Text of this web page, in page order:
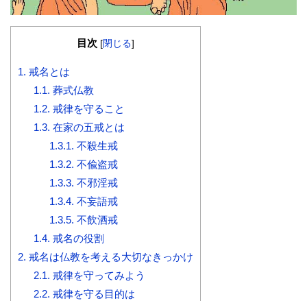
目次 [閉じる]
1. 戒名とは
1.1. 葬式仏教
1.2. 戒律を守ること
1.3. 在家の五戒とは
1.3.1. 不殺生戒
1.3.2. 不偸盗戒
1.3.3. 不邪淫戒
1.3.4. 不妄語戒
1.3.5. 不飲酒戒
1.4. 戒名の役割
2. 戒名は仏教を考える大切なきっかけ
2.1. 戒律を守ってみよう
2.2. 戒律を守る目的は